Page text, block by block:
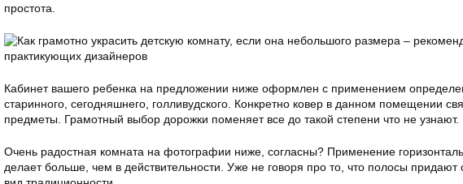
простота.
Кабинет вашего ребенка на предложении ниже оформлен с применением
старинного, сегодняшнего, голливудского. Конкретно ковер в данном помещении
предметы. Грамотный выбор дорожки поменяет все до такой степени что не узнают.
Очень радостная комната на фотографии ниже, согласны? Применение
делает больше, чем в действительности. Уже не говоря про то, что полосы придают